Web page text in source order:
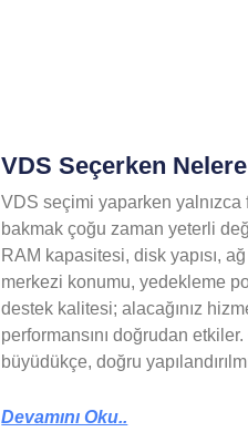
VDS Seçerken
VDS seçimi yaparken yalnızca
bakmak çoğu zaman yeterli
RAM kapasitesi, disk yapısı,
merkezi konumu, yedekleme
destek kalitesi; alacağınız
performansını doğrudan
büyüdükçe, doğru
Devamını Oku..